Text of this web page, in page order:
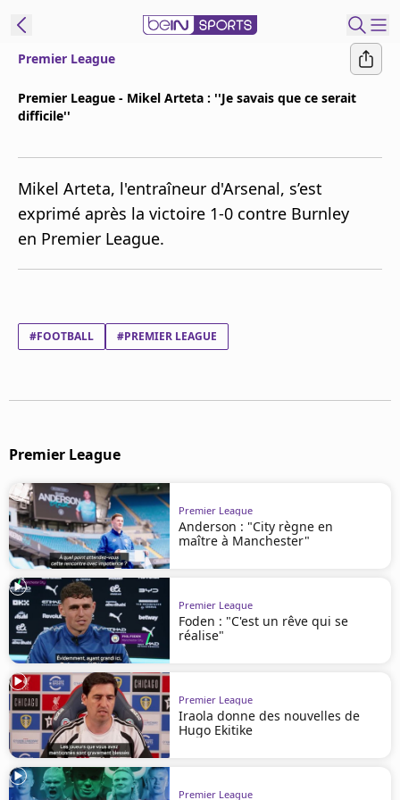
Replays
Podcasts
En Direct
Contactez nous
Grille TV
Protection des données
Premier League
Premier League - Mikel Arteta : ''Je savais que ce serait
difficile''
Mikel Arteta, l'entraîneur d'Arsenal, s’est
exprimé après la victoire 1-0 contre Burnley
en Premier League.
#FOOTBALL #PREMIER LEAGUE
Premier League
Premier League
Anderson : "City règne en
maître à Manchester"
Premier League
Foden : "C'est un rêve qui se
réalise"
Premier League
Iraola donne des nouvelles de
Hugo Ekitike
Premier League